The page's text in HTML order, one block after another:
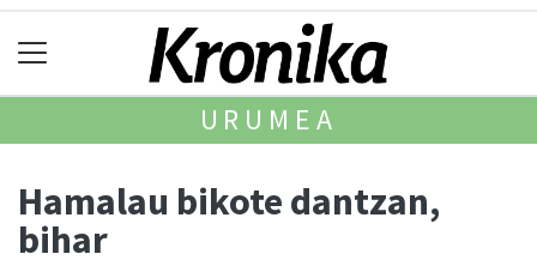
URUMEA
Hamalau bikote dantzan,
bihar